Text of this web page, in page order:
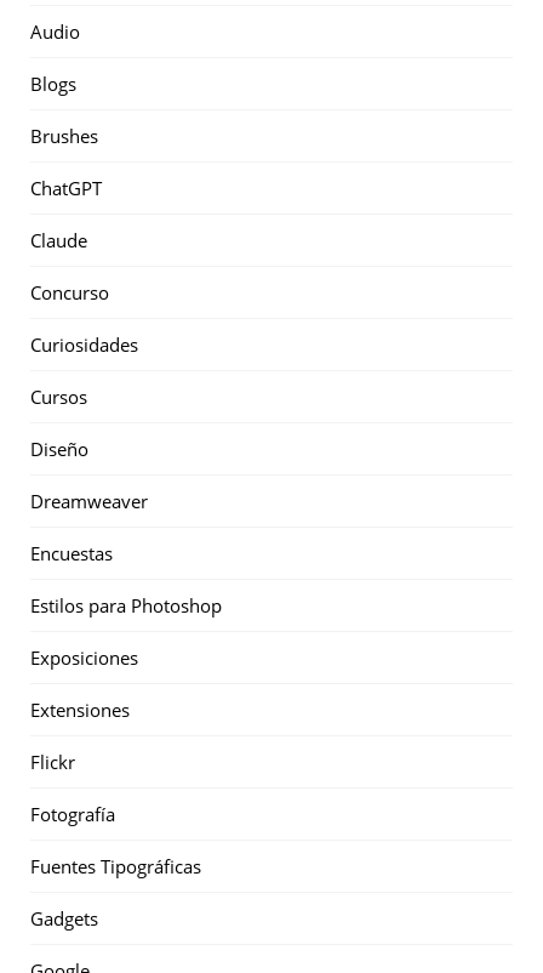
Audio
Blogs
Brushes
ChatGPT
Claude
Concurso
Curiosidades
Cursos
Diseño
Dreamweaver
Encuestas
Estilos para Photoshop
Exposiciones
Extensiones
Flickr
Fotografía
Fuentes Tipográficas
Gadgets